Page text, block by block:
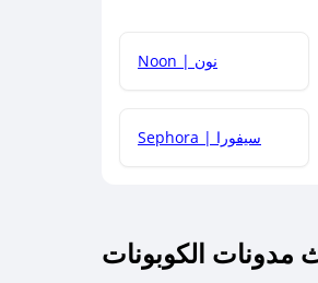
Noon | نون
Sephora | سيفورا
مدونات الكوبونات